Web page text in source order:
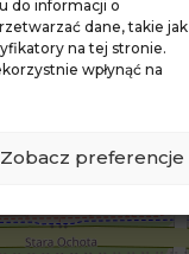
do informacji o
dane, takie jak
na tej stronie.
wpłynąć na
Zobacz preferencje